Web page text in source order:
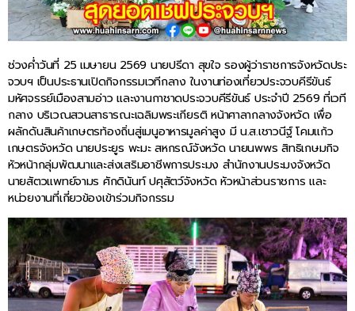
ช่วงค่ำวันที่ 25 เมษายน 2569 นายปรีดา สุขใจ รองผู้ว่าราชการจังหวัดประ
จวบฯ เป็นประธานเปิดกิจกรรมเวทีกลาง ในงานท่องเที่ยวประจวบคีรีขันธ์
มหัศจรรย์เมืองสามอ่าว และงานกาชาดประจวบคีรีขันธ์ ประจำปี 2569 ที่เวที
กลาง บริเวณสวนสาธารณะเฉลิมพระเกียรติ หน้าศาลากลางจังหวัด เพื่อ
ผลักดันสินค้าเกษตรท้องถิ่นสู่เมนูอาหารมูลค่าสูง มี น.ส.เชาวนีฐ์ โคมแก้ว
เกษตรจังหวัด นายประยูร พะมะ สหกรณ์จังหวัด นายนพพร สิทธิเกษมกิจ
หัวหน้ากลุ่มพัฒนาและส่งเสริมอาชีพการประมง สำนักงานประมงจังหวัด
นายสัตวแพทย์จามร ศักดินันท์ ปศุสัตว์จังหวัด หัวหน้าส่วนราชการ และ
หน่วยงานที่เกี่ยวข้องเข้าร่วมกิจกรรม